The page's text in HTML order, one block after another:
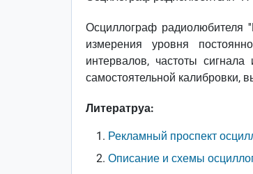
Осциллограф радиолюбителя
измерения уровня
интервалов, частоты
самостоятельной калибровки,
Литератруа:
Рекламный проспект
Описание и схемы